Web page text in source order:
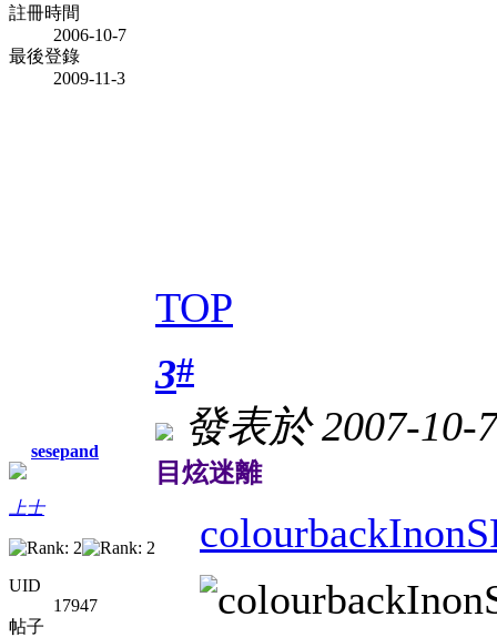
註冊時間
2006-10-7
最後登錄
2009-11-3
TOP
sesepand
上士
UID
17947
帖子
3#
發表於 2007-10-
目炫迷離